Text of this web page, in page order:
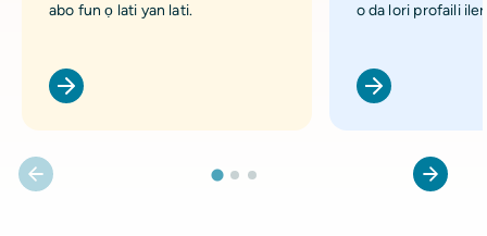
abo fun ọ lati yan lati.
o da lori profaili